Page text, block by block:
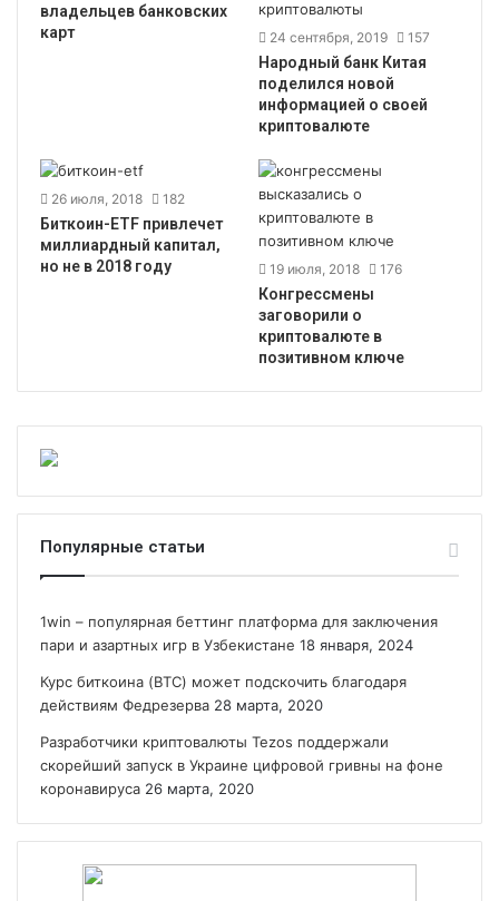
владельцев банковских
карт
24 сентября, 2019 157
Народный банк Китая
поделился новой
информацией о своей
криптовалюте
26 июля, 2018 182
Биткоин-ETF привлечет
миллиардный капитал,
но не в 2018 году
19 июля, 2018 176
Конгрессмены
заговорили о
криптовалюте в
позитивном ключе
Популярные статьи
1win – популярная беттинг платформа для заключения
пари и азартных игр в Узбекистане 18 января, 2024
Курс биткоина (BTC) может подскочить благодаря
действиям Федрезерва 28 марта, 2020
Разработчики криптовалюты Tezos поддержали
скорейший запуск в Украине цифровой гривны на фоне
коронавируса 26 марта, 2020